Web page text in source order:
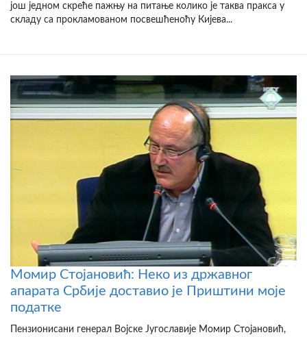
још једном скреће пажњу на питање колико је таква пракса у
складу са прокламованом посвешћеноћу Кијева...
Момир Стојановић: Неко из државног
апарата Србије доставио је Приштини моје
податке
Пензионисани генерал Војске Југославије Момир Стојановић,